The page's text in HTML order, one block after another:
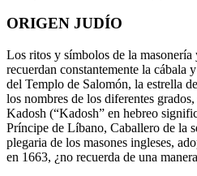
ORIGEN JUDÍO
Los ritos y símbolos de la masonería
recuerdan constantemente la cábala
del Templo de Salomón, la estrella
los nombres de los diferentes
Kadosh (“Kadosh” en hebreo
Príncipe de Líbano, Caballero de la
plegaria de los masones ingleses,
en 1663, ¿no recuerda de una